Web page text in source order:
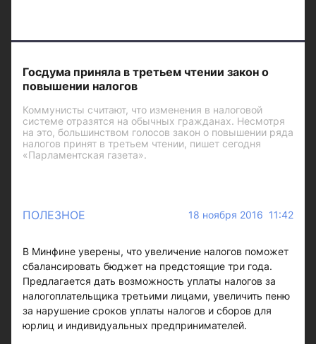
Госдума приняла в третьем чтении закон о
повышении налогов
Коммунисты считают, что изменения в налоговой
системе отразятся на обычных гражданах. Несмотря
на это, большинством голосов закон о повышении ряда
налогов принят в третьем чтении, пишет сегодня
«Парламентская газета».
ПОЛЕЗНОЕ 18 ноября 2016 11:42
В Минфине уверены, что увеличение налогов поможет
сбалансировать бюджет на предстоящие три года.
Предлагается дать возможность уплаты налогов за
налогоплательщика третьими лицами, увеличить пеню
за нарушение сроков уплаты налогов и сборов для
юрлиц и индивидуальных предпринимателей.